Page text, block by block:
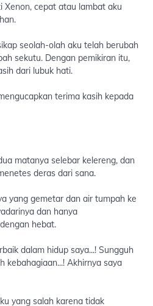
cepat atau lambat aku
seolah-olah aku telah berubah
sekutu. Dengan pemikiran itu,
dari lubuk hati.
terima kasih kepada
matanya selebar kelereng, dan
deras dari sana.
yang gemetar dan air tumpah ke
dan hanya
hebat.
dalam hidup saya...! Sungguh
kebahagiaan...! Akhirnya saya
yang salah karena tidak